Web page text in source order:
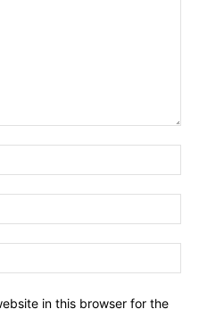
in this browser for the